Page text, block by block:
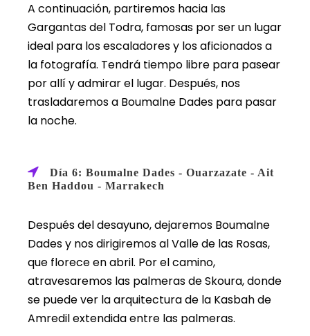
A continuación, partiremos hacia las
Gargantas del Todra, famosas por ser un lugar
ideal para los escaladores y los aficionados a
la fotografía. Tendrá tiempo libre para pasear
por allí y admirar el lugar. Después, nos
trasladaremos a Boumalne Dades para pasar
la noche.
Día 6: Boumalne Dades - Ouarzazate - Ait
Ben Haddou - Marrakech
Después del desayuno, dejaremos Boumalne
Dades y nos dirigiremos al Valle de las Rosas,
que florece en abril. Por el camino,
atravesaremos las palmeras de Skoura, donde
se puede ver la arquitectura de la Kasbah de
Amredil extendida entre las palmeras.